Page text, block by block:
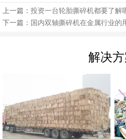
上一篇： 投资一台轮胎撕碎机都要了解
下一篇： 国内双轴撕碎机在金属行业的
解决